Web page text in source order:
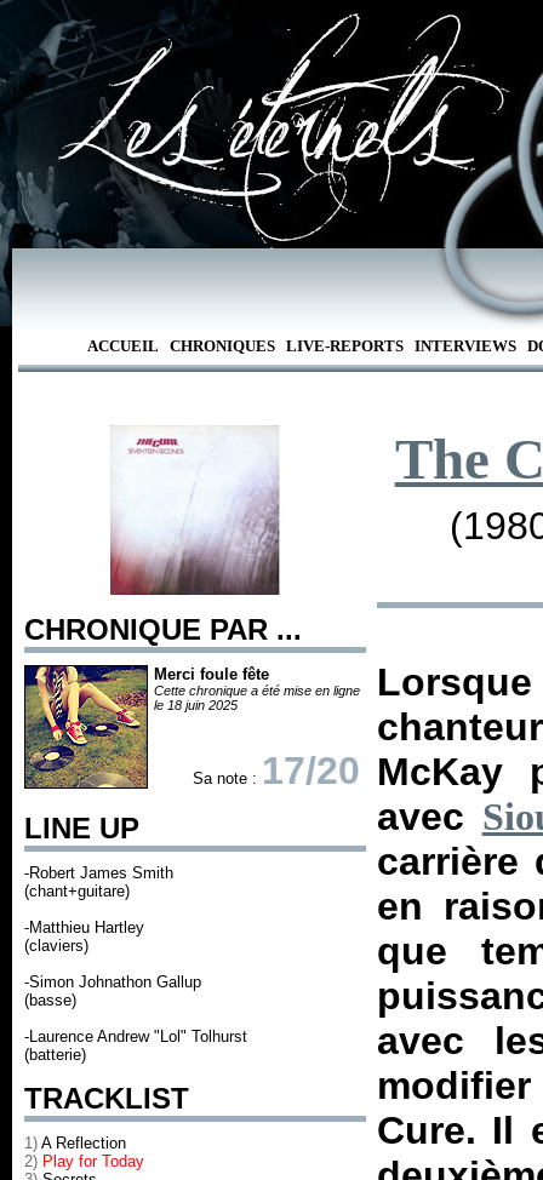
ACCUEIL CHRONIQUES LIVE-REPORTS INTERVIEWS
CHRONIQUE PAR ...
Merci foule fête
Cette chronique a été mise en ligne
le 18 juin 2025
Sa note : 17/20
LINE UP
-Robert James Smith
(chant+guitare)
-Matthieu Hartley
(claviers)
-Simon Johnathon Gallup
(basse)
-Laurence Andrew "Lol" Tolhurst
(batterie)
TRACKLIST
1) A Reflection
2) Play for Today
The
McKay
avec
carrière
en
que
avec
Cure. Il